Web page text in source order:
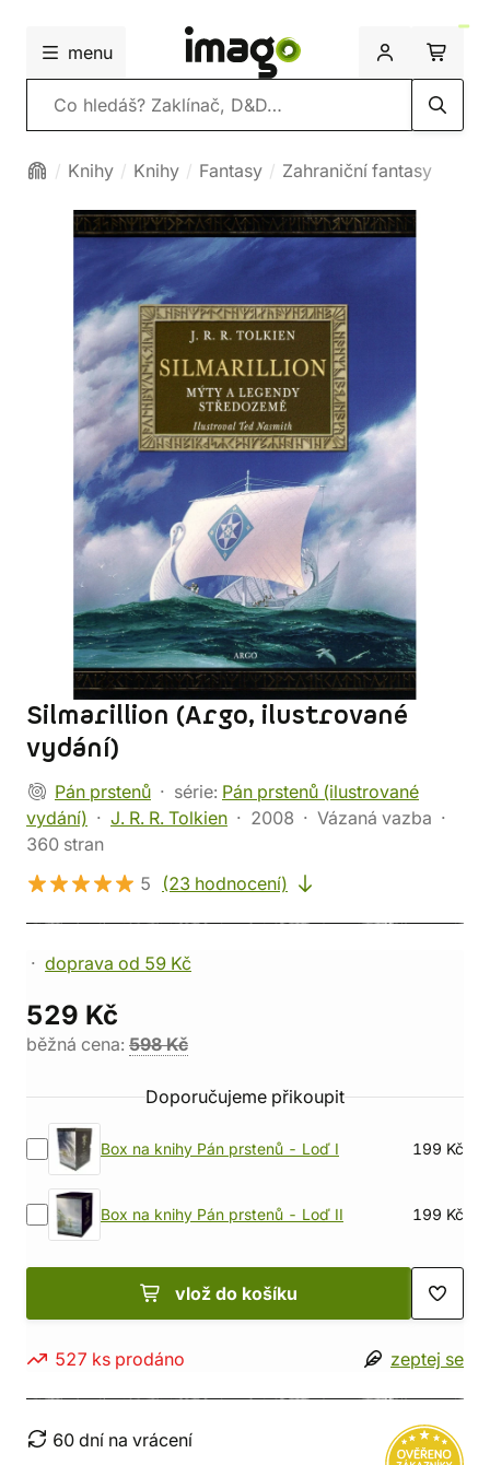
menu
Vyhledávání
Knihy Knihy Fantasy Zahraniční fantasy
Silmarillion (Argo, ilustrované
vydání)
Pán prstenů série: Pán prstenů (ilustrované
vydání)
J. R. R. Tolkien 2008
Vázaná vazba
360 stran
5
(23 hodnocení)
doprava od 59 Kč
529 Kč
běžná cena: 598 Kč
Doporučujeme přikoupit
Box na knihy Pán prstenů - Loď I 199 Kč
Box na knihy Pán prstenů - Loď II 199 Kč
vlož do košíku
527 ks prodáno zeptej se
60 dní na vrácení